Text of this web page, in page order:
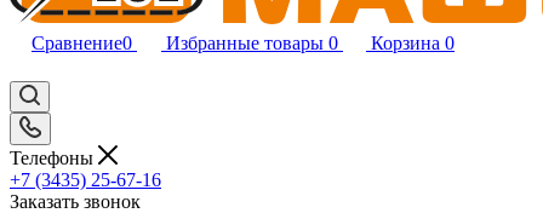
Сравнение0 Избранные товары 0 Корзина 0
Телефоны
+7 (3435) 25-67-16
Заказать звонок